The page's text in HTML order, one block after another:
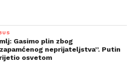
Gasimo plin zbog
neprijateljstva”. Putin
osvetom